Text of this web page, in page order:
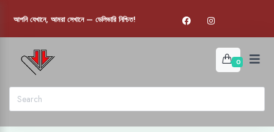
আপনি যেখানে, আমরা সেখানে — ডেলিভারি নিশ্চিত!
0